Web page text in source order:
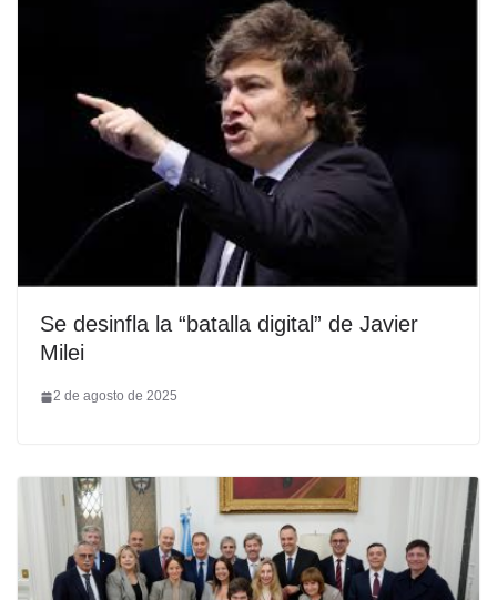
Se desinfla la “batalla digital” de Javier
Milei
2 de agosto de 2025